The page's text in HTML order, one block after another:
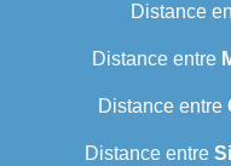
Distance
Distance entre
Distance entre
Distance entre